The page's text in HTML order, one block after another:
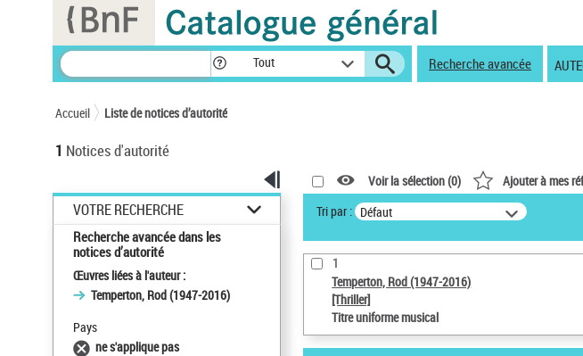
Tout Recherche avancée
Accueil Liste de notices d’autorité
1 Notices d'autorité
VOTRE RECHERCHE
Recherche avancée dans les
notices d’autorité
Œuvres liées à l'auteur :
Temperton, Rod (1947-2016)
Pays
ne s'applique pas
Voir la sélection (0) Ajouter à mes
Tri par : Défaut
1
Temperton, Rod (1947-2016)
[Thriller]
Titre uniforme musical
Panneau de gestion des cookies